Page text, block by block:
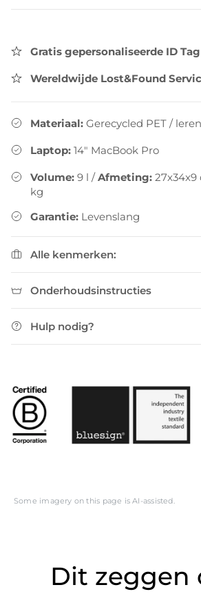
Gratis gepersonaliseerde ID Tag
Wereldwijde Lost&Found
Materiaal: Gerecycled PET /
Laptop: 14" MacBook Pro
Volume: 9 l /Afmeting: 27x34x9
kg
Garantie: Levenslang
Alle kenmerken:
Onderhoudsinstructies
Hulp nodig?
Some imagery on this page is AI-assisted.
Dit zeggen